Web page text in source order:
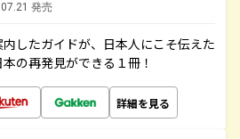
発売
したガイドが、日本人にこそ伝えた
の再発見ができる１冊！
詳細を見る